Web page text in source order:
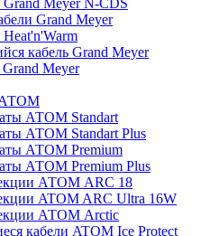
Meyer N-CDS
Grand Meyer
кабель Grand Meyer
Meyer
АТОМ
АТОМ Standart
АТОМ Standart Plus
АТОМ Premium
АТОМ Premium Plus
АТОМ ARC 18
ATOM ARC Ultra 16W
АТОМ Arctic
кабели ATOM Ice Protect